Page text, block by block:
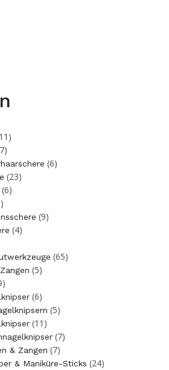
(6)
(23)
(6)
(9)
(4)
(65)
(5)
(6)
(5)
(11)
(7)
& Zangen (7)
& Maniküre-Sticks (24)